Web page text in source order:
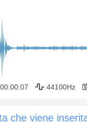
00:00:07 44100Hz